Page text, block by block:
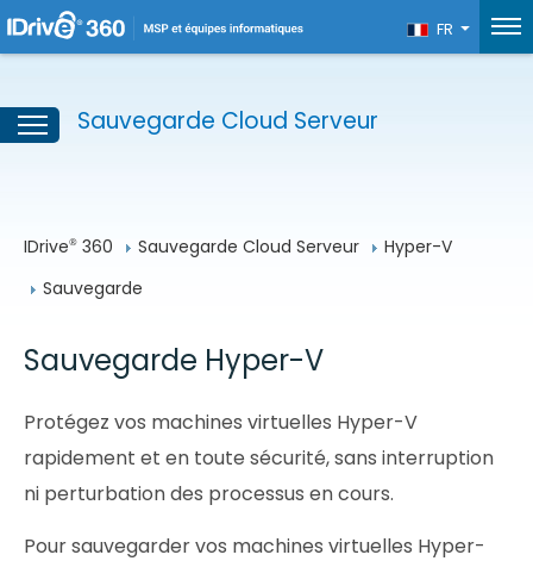
FR
Sauvegarde Cloud Serveur
IDrive® 360 Sauvegarde Cloud Serveur
Hyper-V
Sauvegarde
Sauvegarde Hyper-V
Protégez vos machines virtuelles Hyper-V
rapidement et en toute sécurité, sans interruption
ni perturbation des processus en cours.
Pour sauvegarder vos machines virtuelles Hyper-